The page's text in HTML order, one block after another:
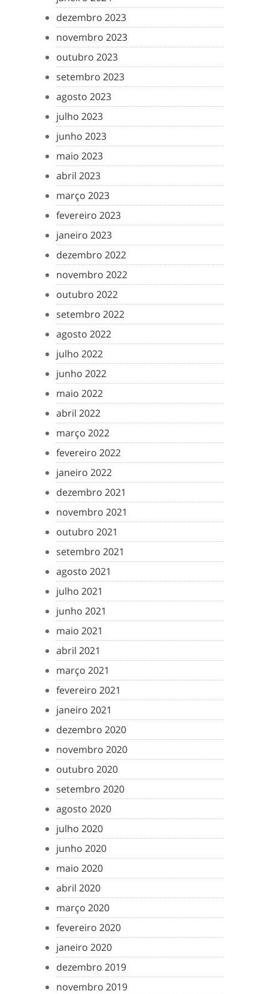
dezembro 2023
novembro 2023
outubro 2023
setembro 2023
agosto 2023
julho 2023
junho 2023
maio 2023
abril 2023
março 2023
fevereiro 2023
janeiro 2023
dezembro 2022
novembro 2022
outubro 2022
setembro 2022
agosto 2022
julho 2022
junho 2022
maio 2022
abril 2022
março 2022
fevereiro 2022
janeiro 2022
dezembro 2021
novembro 2021
outubro 2021
setembro 2021
agosto 2021
julho 2021
junho 2021
maio 2021
abril 2021
março 2021
fevereiro 2021
janeiro 2021
dezembro 2020
novembro 2020
outubro 2020
setembro 2020
agosto 2020
julho 2020
junho 2020
maio 2020
abril 2020
março 2020
fevereiro 2020
janeiro 2020
dezembro 2019
novembro 2019